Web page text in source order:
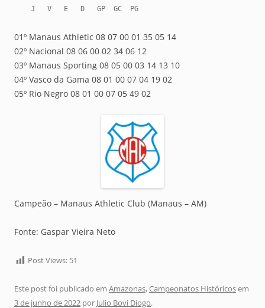
    J   V   E   D   GP  GC  PG
01º Manaus Athletic 08 07 00 01 35 05 14
02º Nacional 08 06 00 02 34 06 12
03º Manaus Sporting 08 05 00 03 14 13 10
04º Vasco da Gama 08 01 00 07 04 19 02
05º Rio Negro 08 01 00 07 05 49 02
Campeão – Manaus Athletic Club (Manaus – AM)
Fonte: Gaspar Vieira Neto
Post Views: 51
Este post foi publicado em Amazonas,Campeonatos Históricosem
3 de junho de 2022 por Julio Bovi Diogo.